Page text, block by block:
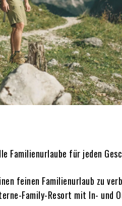
Familienurlaube für jeden
feinen Familienurlaub zu
Family-Resort mit In- und